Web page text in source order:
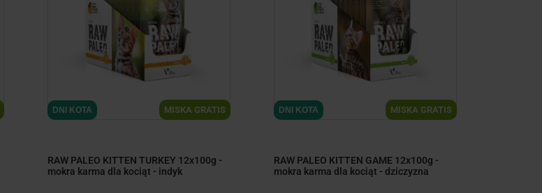
MISKA GRATIS
DNI KOTA
RAW PALEO KITTEN TURKEY 12x100g -
mokra karma dla kociąt - indyk
MISKA GRATIS
DNI KOTA
RAW PALEO KITTEN GAME 12x100g -
mokra karma dla kociąt - dziczyzna